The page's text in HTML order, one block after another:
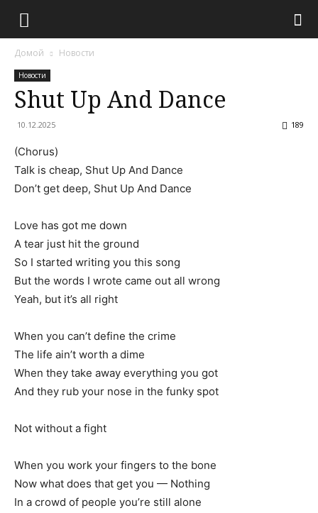
Домой Новости
Новости
Shut Up And Dance
10.12.2025 189
(Chorus)
Talk is cheap, Shut Up And Dance
Don’t get deep, Shut Up And Dance
Love has got me down
A tear just hit the ground
So I started writing you this song
But the words I wrote came out all wrong
Yeah, but it’s all right
When you can’t define the crime
The life ain’t worth a dime
When they take away everything you got
And they rub your nose in the funky spot
Not without a fight
When you work your fingers to the bone
Now what does that get you — Nothing
In a crowd of people you’re still alone